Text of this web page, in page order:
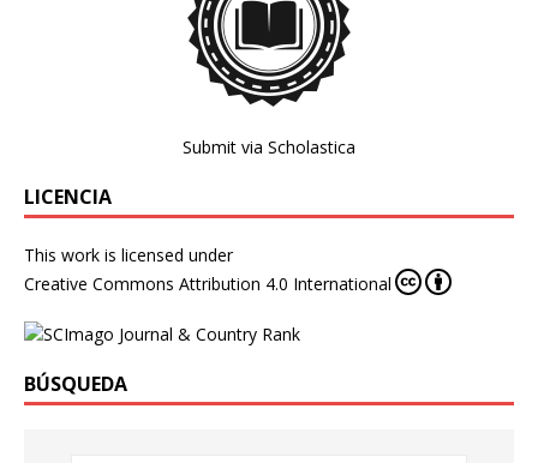
Submit via Scholastica
LICENCIA
This work is licensed under
Creative Commons Attribution 4.0 International
BÚSQUEDA